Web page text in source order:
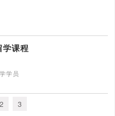
学课程
学员
2 3